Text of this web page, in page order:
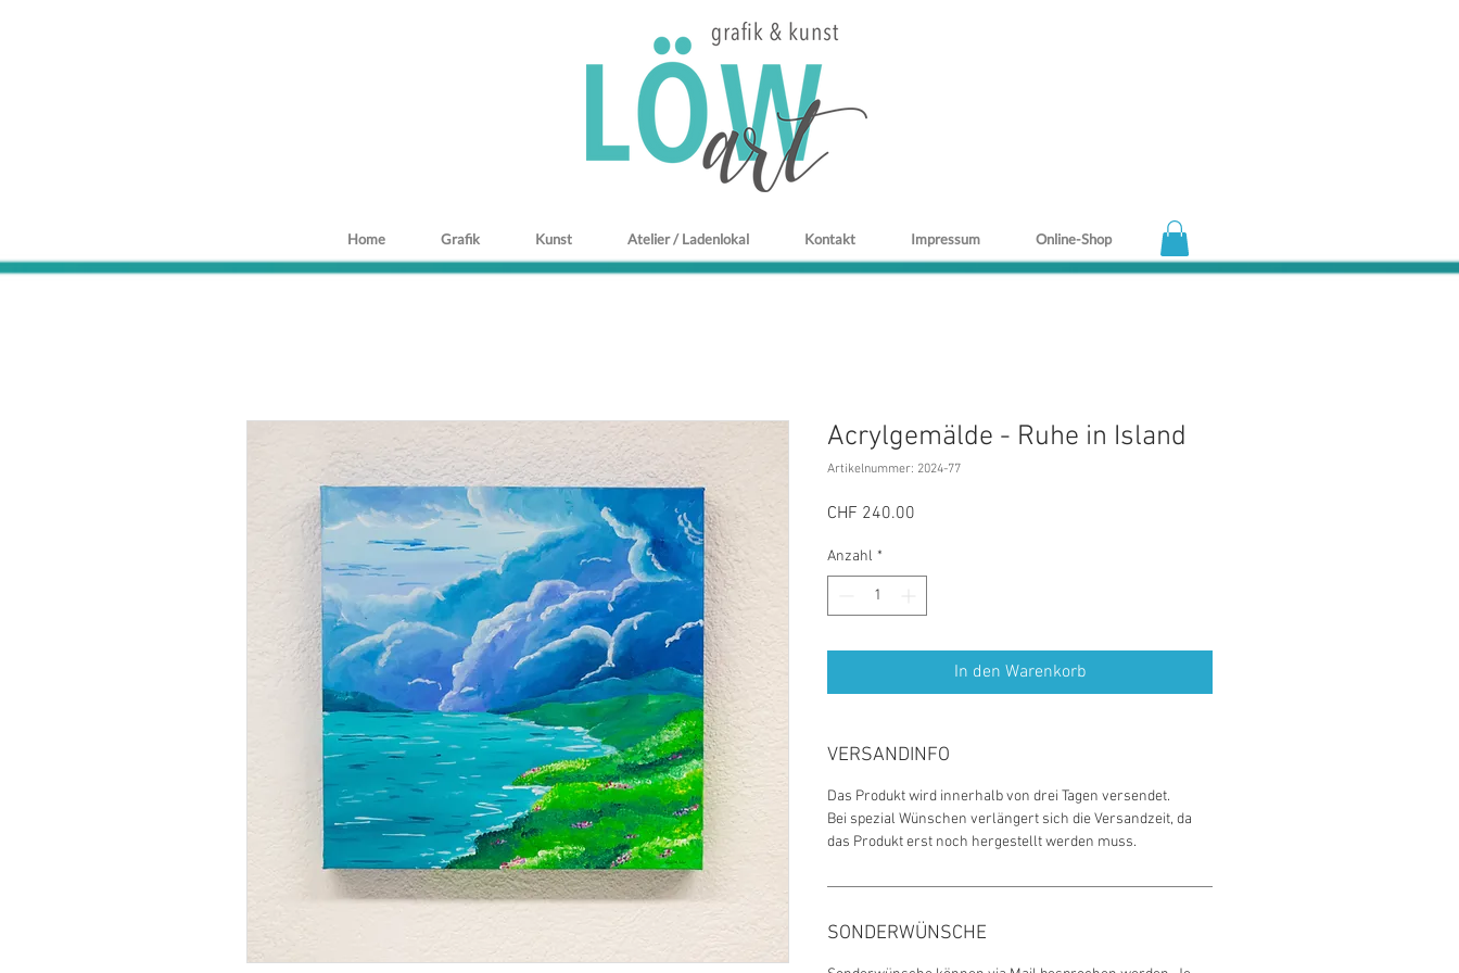
Home Grafik Kunst Atelier / Ladenlokal Kontakt Impressum Online-Shop
Acrylgemälde - Ruhe in Island
Artikelnummer: 2024-77
CHF 240.00
Anzahl *
In den Warenkorb
VERSANDINFO
Das Produkt wird innerhalb von drei Tagen versendet.
Bei spezial Wünschen verlängert sich die Versandzeit, da
das Produkt erst noch hergestellt werden muss.
SONDERWÜNSCHE